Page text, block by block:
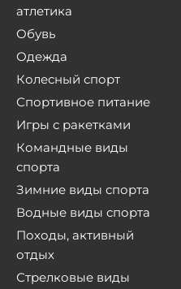
атлетика
Обувь
Одежда
Колесный спорт
Спортивное питание
Игры с ракетками
Командные виды
спорта
Зимние виды спорта
Водные виды спорта
Походы, активный
отдых
Стрелковые виды